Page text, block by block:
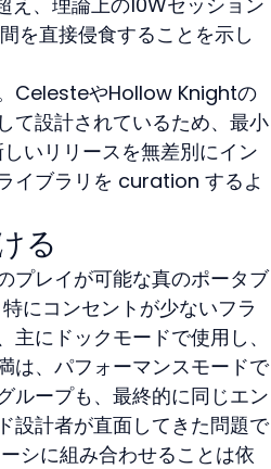
を直接侵食することを示し
CelesteやHollow Knightの
て設計されているため、最小
いリリースを無差別にイン
イブラリを curation するよ
る
プレイが可能な真のポータブ
にコンセントが少ないフラ
にドックモードで使用し、
は、パフォーマンスモードで
ループも、最終的に同じエン
設計者が直面してきた問題で
シに組み合わせることは依